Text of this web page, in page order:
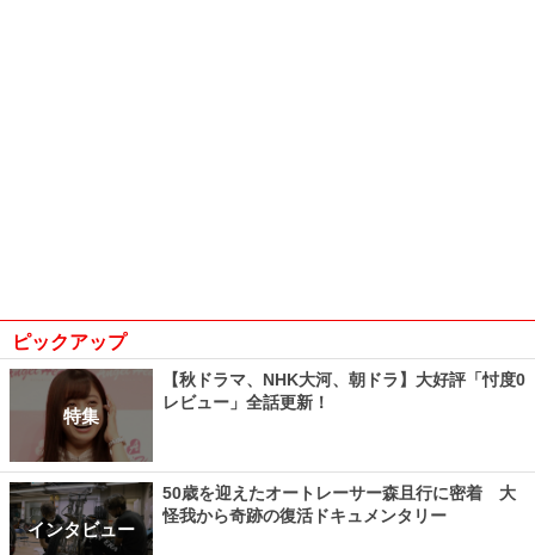
ピックアップ
特集
【秋ドラマ、NHK大河、朝ドラ】大好評「忖度0
レビュー」全話更新！
インタビュー
50歳を迎えたオートレーサー森且行に密着 大
怪我から奇跡の復活ドキュメンタリー